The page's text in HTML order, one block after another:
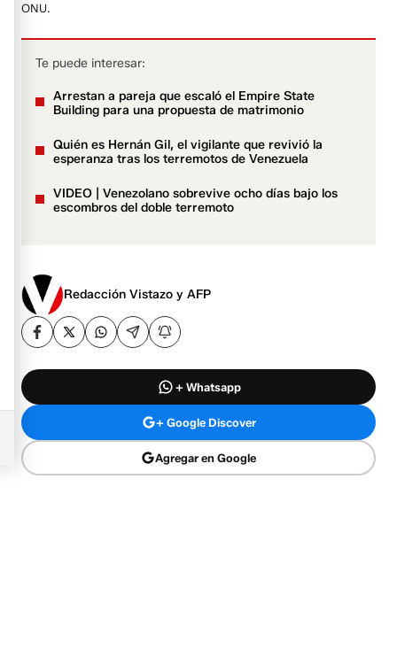
ONU.
Te puede interesar:
Arrestan a pareja que escaló el Empire State
Building para una propuesta de matrimonio
Quién es Hernán Gil, el vigilante que revivió la
esperanza tras los terremotos de Venezuela
VIDEO | Venezolano sobrevive ocho días bajo los
escombros del doble terremoto
Redacción Vistazo y AFP
+ Whatsapp
+ Google Discover
Agregar en Google